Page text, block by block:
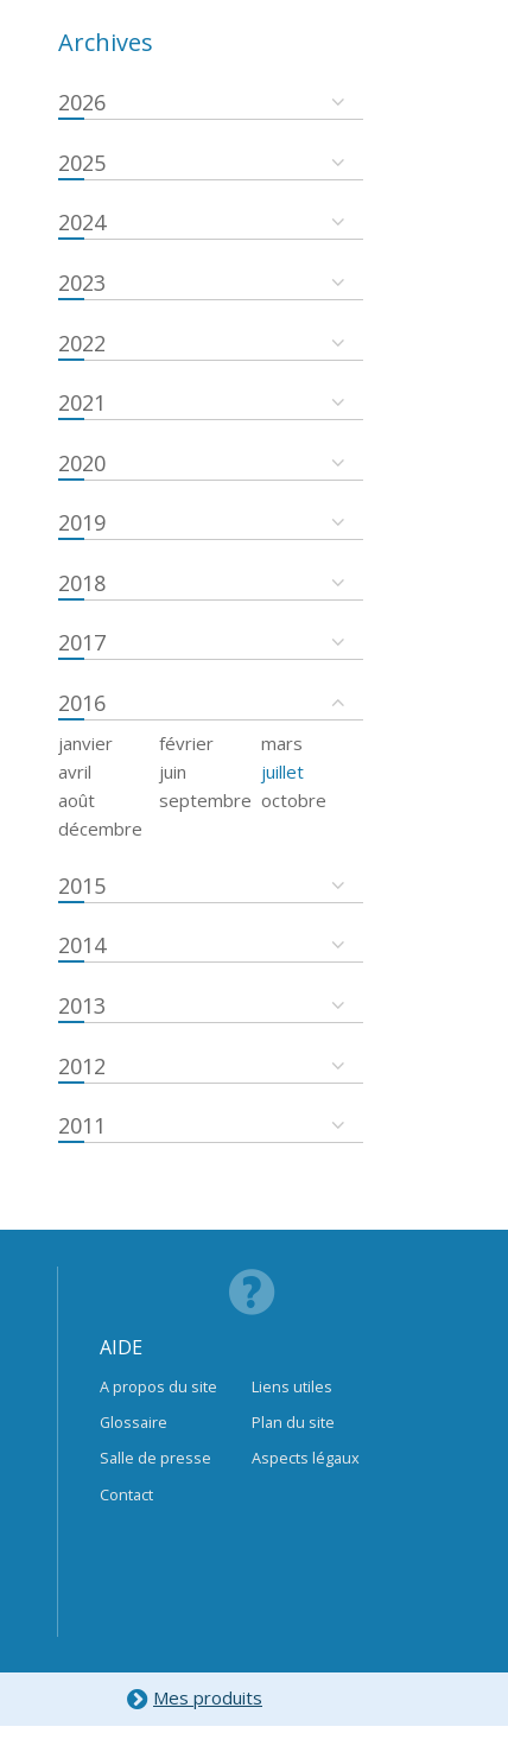
Archives
2026
2025
2024
2023
2022
2021
2020
2019
2018
2017
2016
janvier février
mars
avril
juin
juillet
août
septembre octobre
décembre
2015
2014
2013
2012
2011
AIDE
A propos du site
Glossaire
Salle de presse
Contact
Liens utiles
Plan du site
Aspects légaux
Mes produits